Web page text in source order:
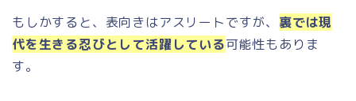
もしかすると、表向きはアスリートですが、 裏では現
代を生きる忍びとして活躍している可能性もありま
す。